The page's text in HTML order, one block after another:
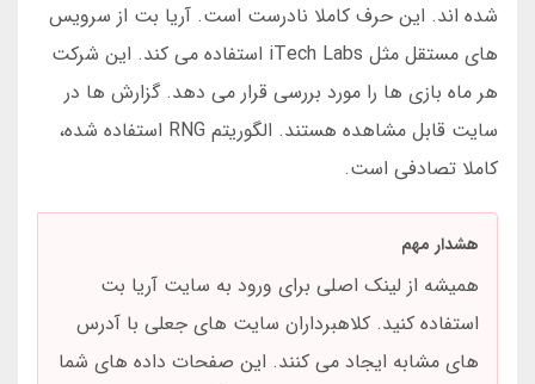
شده اند. این حرف کاملا نادرست است. آریا بت از سرویس
های مستقل مثل iTech Labs استفاده می کند. این شرکت
هر ماه بازی ها را مورد بررسی قرار می دهد. گزارش ها در
سایت قابل مشاهده هستند. الگوریتم RNG استفاده شده،
کاملا تصادفی است.
هشدار مهم
همیشه از لینک اصلی برای ورود به سایت آریا بت
استفاده کنید. کلاهبرداران سایت های جعلی با آدرس
های مشابه ایجاد می کنند. این صفحات داده های شما